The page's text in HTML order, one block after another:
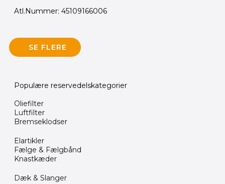
Atl.Nummer: 45109166006
SE FLERE
Populære reservedelskategorier
Oliefilter
Luftfilter
Bremseklodser
Elartikler
Fælge & Fælgbånd
Knastkæder
Dæk & Slanger